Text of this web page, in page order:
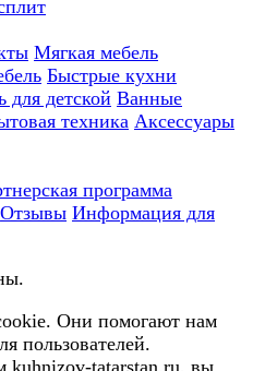
Мягкая мебель
Быстрые кухни
для детской Ванные
техника Аксессуары
программа
Отзывы Информация для
Они помогают нам
пользователей.
kuhnizov-tatarstan.ru, вы